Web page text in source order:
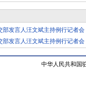
部发言人汪文斌主持例行记者会
部发言人汪文斌主持例行记者会
中华人民共和国